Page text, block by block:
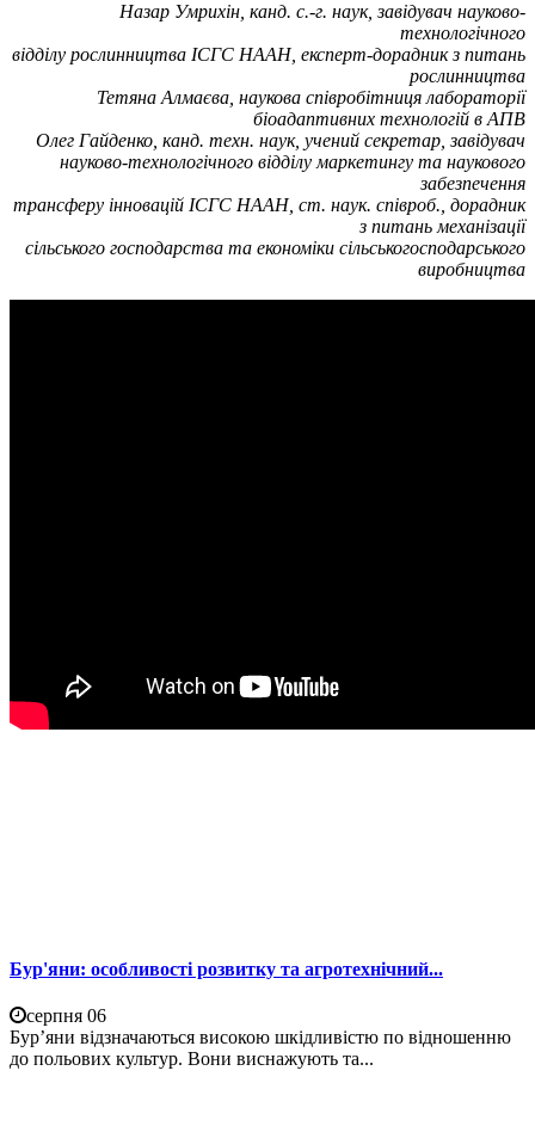
Назар Умрихін, канд. с.-г. наук, завідувач науково-
технологічного
відділу рослинництва ІСГС НААН, експерт-дорадник з питань
рослинництва
Тетяна Алмаєва, наукова співробітниця лабораторії
біоадаптивних технологій в АПВ
Олег Гайденко, канд. техн. наук, учений секретар, завідувач
науково-технологічного відділу маркетингу та наукового
забезпечення
трансферу інновацій ІСГС НААН, ст. наук. співроб., дорадник
з питань механізації
сільського господарства та економіки сільськогосподарського
виробництва
Бур'яни: особливості розвитку та агротехнічний...
серпня 06
Бур’яни відзначаються високою шкідливістю по відношенню
до польових культур. Вони виснажують та...